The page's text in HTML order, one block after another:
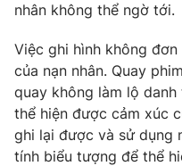
nhân không thể ngờ tới.
Việc ghi hình không
của nạn nhân. Quay
quay không làm lộ danh
thể hiện được cảm xúc
ghi lại được và sử dụng
tính biểu tượng để thể